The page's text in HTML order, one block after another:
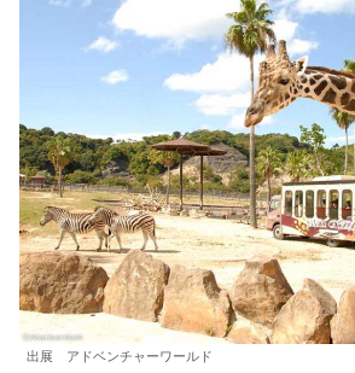
出展 アドベンチャーワールド